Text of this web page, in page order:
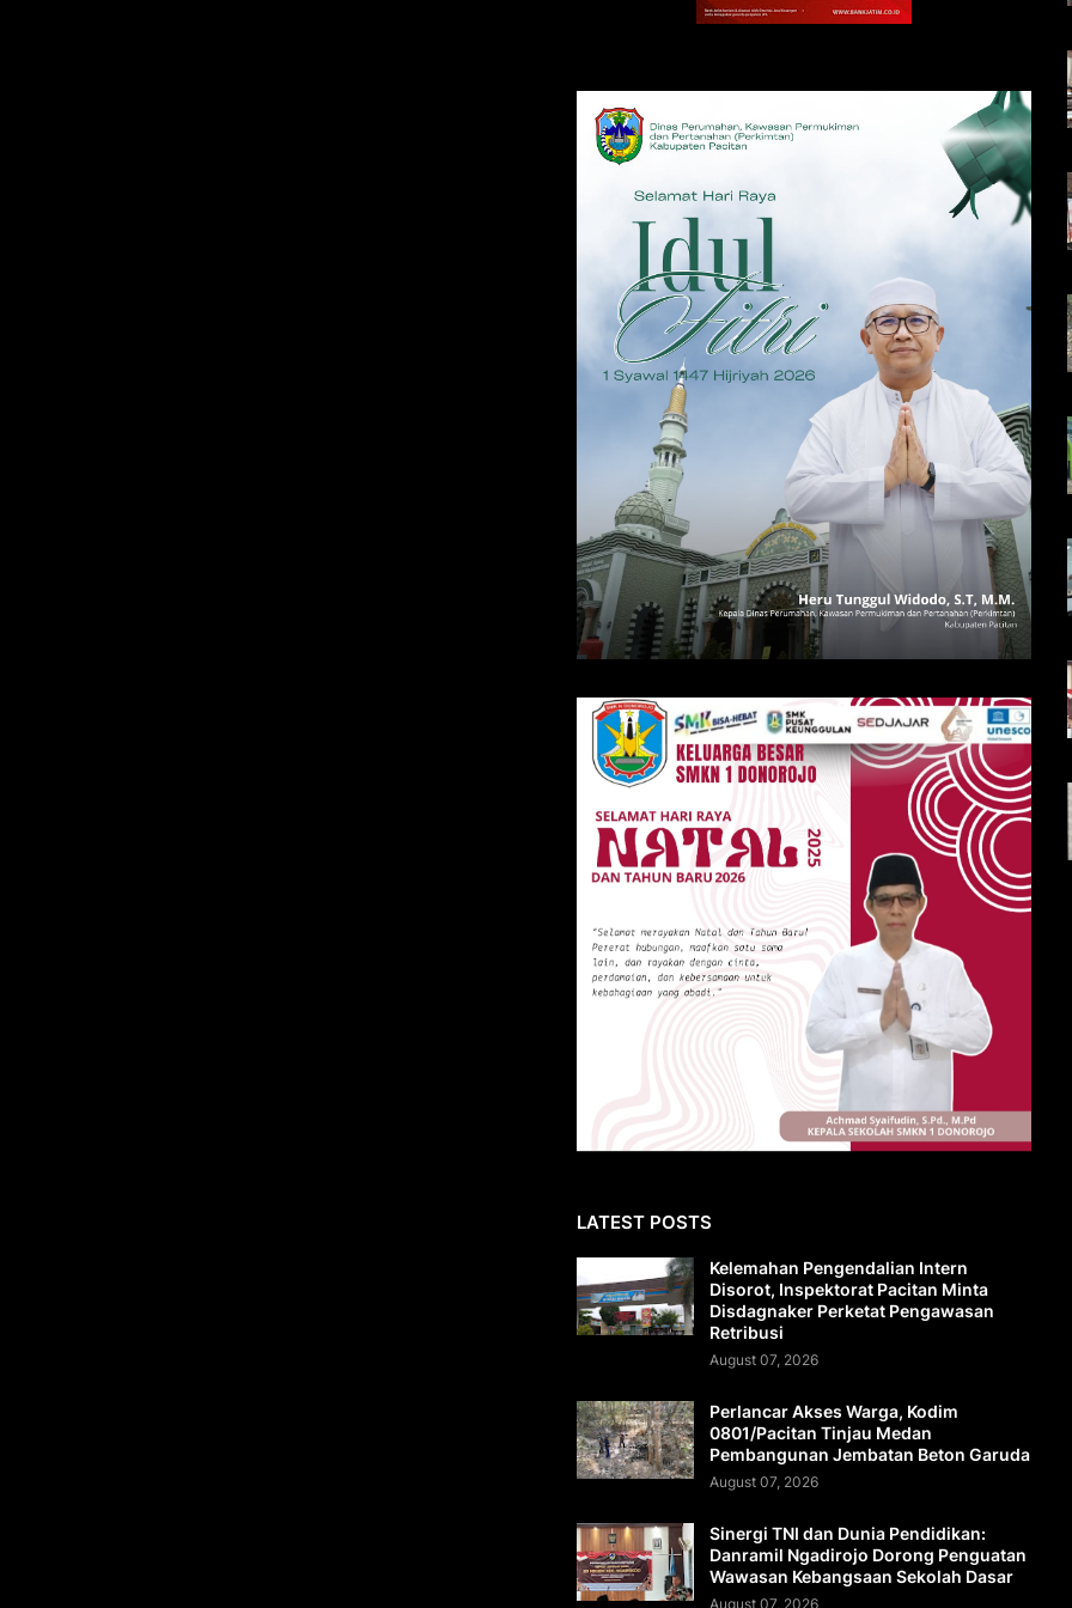
LATEST POSTS
Kelemahan Pengendalian Intern
Disorot, Inspektorat Pacitan Minta
Disdagnaker Perketat Pengawasan
Retribusi
August 07, 2026
Perlancar Akses Warga, Kodim
0801/Pacitan Tinjau Medan
Pembangunan Jembatan Beton Garuda
August 07, 2026
Sinergi TNI dan Dunia Pendidikan:
Danramil Ngadirojo Dorong Penguatan
Wawasan Kebangsaan Sekolah Dasar
August 07, 2026